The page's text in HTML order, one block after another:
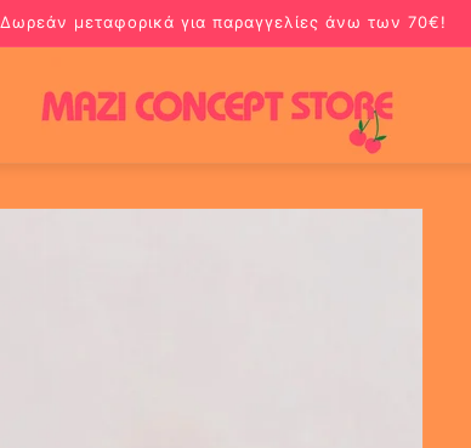
Δωρεάν μεταφορικά για παραγγελίες άνω των 70€!